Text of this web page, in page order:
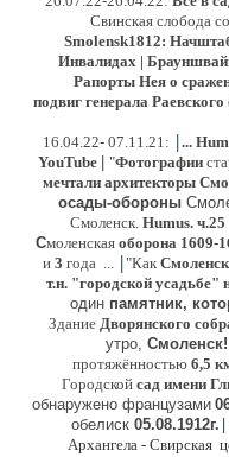
Свинская слобода
Smolensk1812:
Инвалидах |
Рапорты Нея о
подвиг генерала Раевского
16.04.22- 07.11.21: |...
YouTube
"Фотографии
мечтали архитекторы
осады-обороны
Смоленск. Humus. ч.25
Смоленская оборона 1609-
и 3 года ... |"Как Смоленск
т.н. "городской усадьбе"
один памятник,
Здание Дворянского
утро, Смоленск!
протяжённостью 6,5
Городской сад имени
обнаружено французами
обелиск 05.08.1912г. |
Архангела - Свирская